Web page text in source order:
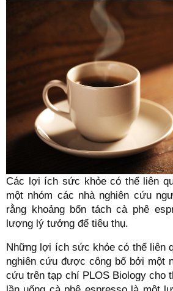
Các lợi ích sức khỏe có thể liên
một nhóm các nhà nghiên cứu
rằng khoảng bốn tách cà phê
lượng lý tưởng để tiêu thụ.
Những lợi ích sức khỏe có thể liên
nghiên cứu được công bố bởi một
cứu trên tạp chí PLOS Biology cho